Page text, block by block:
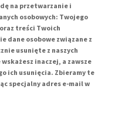
na przetwarzanie i
osobowych: Twojego
treści Twoich
dane osobowe związane z
usunięte z naszych
inaczej, a zawsze
ich usunięcia. Zbieramy te
specjalny adres e-mail w